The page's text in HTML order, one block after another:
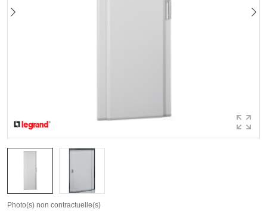
Photo(s) non contractuelle(s)